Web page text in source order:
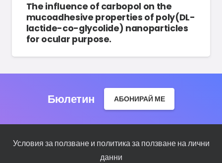
The influence of carbopol on the
mucoadhesive properties of poly(DL-
lactide-co-glycolide) nanoparticles
for ocular purpose.
Бюлетин АБОНИРАЙ МЕ
Условия за ползване и политика за ползване на лични
данни